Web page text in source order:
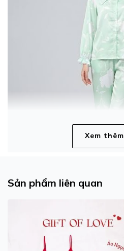
Xem thêm
Sản phẩm liên quan